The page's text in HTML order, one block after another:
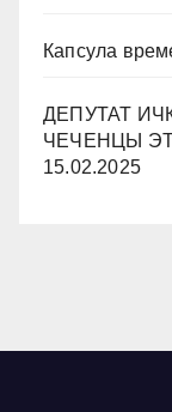
Капсула
ДЕПУТАТ
ЧЕЧЕНЦЫ
15.02.2025